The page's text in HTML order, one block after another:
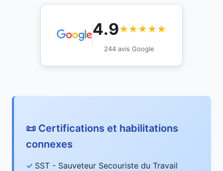
4.9★★★★★
244 avis Google
📜 Certifications et habilitations
connexes
SST - Sauveteur Secouriste du Travail